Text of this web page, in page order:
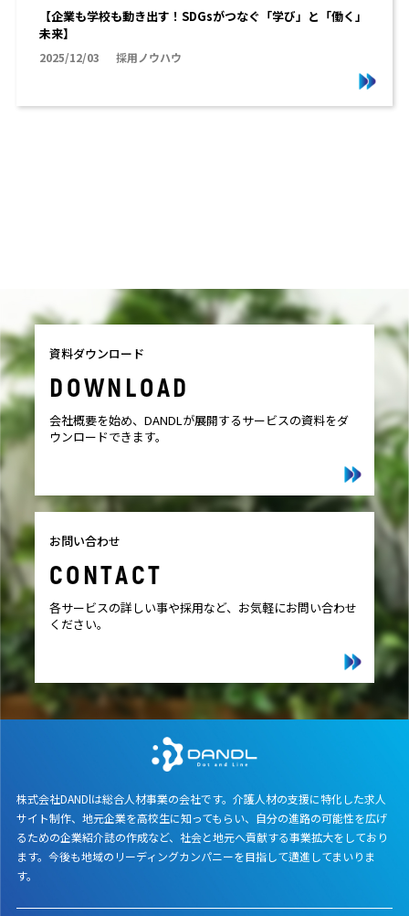
【企業も学校も動き出す！SDGsがつなぐ「学び」と「働く」
未来】
2025/12/03 採用ノウハウ
資料ダウンロード
DOWNLOAD
会社概要を始め、DANDLが展開するサービスの資料をダ
ウンロードできます。
お問い合わせ
CONTACT
各サービスの詳しい事や採用など、お気軽にお問い合わせ
ください。
株式会社DANDlは総合人材事業の会社です。介護人材の支援に特化した求人
サイト制作、地元企業を高校生に知ってもらい、自分の進路の可能性を広げ
るための企業紹介誌の作成など、社会と地元へ貢献する事業拡大をしており
ます。今後も地域のリーディングカンパニーを目指して邁進してまいりま
す。